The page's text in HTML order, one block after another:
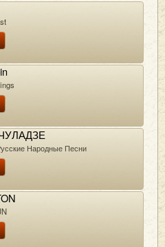
Народные Песни